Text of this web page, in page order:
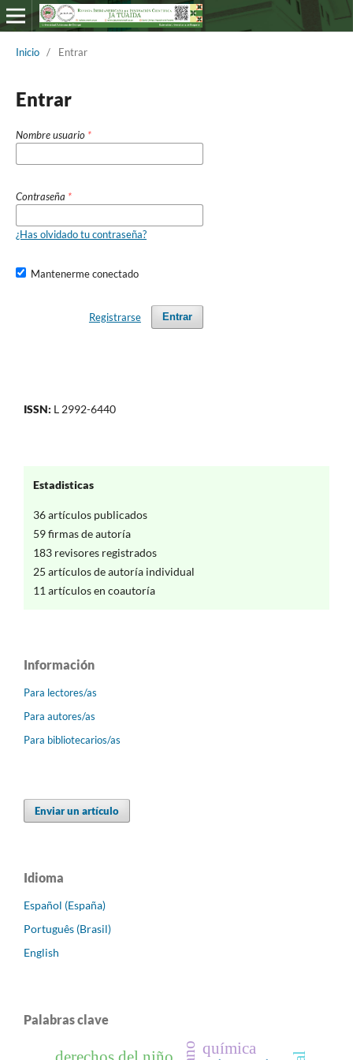
Inicio / Entrar
Entrar
Nombre usuario *
Contraseña *
¿Has olvidado tu contraseña?
Mantenerme conectado
Entrar
Registrarse
ISSN: L 2992-6440
Estadisticas
36 artículos publicados
59 firmas de autoría
183 revisores registrados
25 artículos de autoría individual
11 artículos en coautoría
Información
Para lectores/as
Para autores/as
Para bibliotecarios/as
Enviar un artículo
Idioma
Español (España)
Português (Brasil)
English
Palabras clave
derechos del niño química